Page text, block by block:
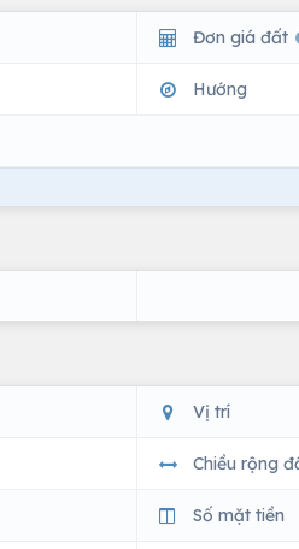
Đơn giá đất
Hướng
Vị trí
Chiều rộng
Số mặt tiền